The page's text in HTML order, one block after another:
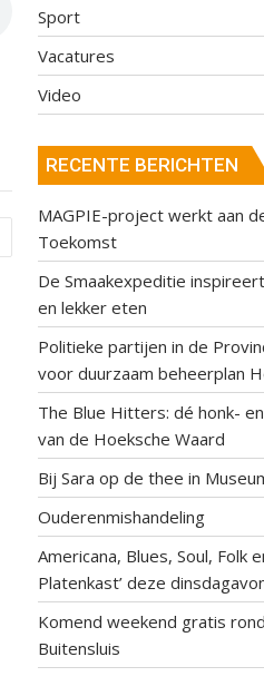
Sport
Vacatures
Video
RECENTE BERICHTEN
MAGPIE-project werkt aan
Toekomst
De Smaakexpeditie
en lekker eten
Politieke partijen in de
voor duurzaam beheerplan
The Blue Hitters: dé honk-
van de Hoeksche Waard
Bij Sara op de thee in
Ouderenmishandeling
Americana, Blues, Soul, Folk
Platenkast’ deze
Komend weekend gratis
Buitensluis